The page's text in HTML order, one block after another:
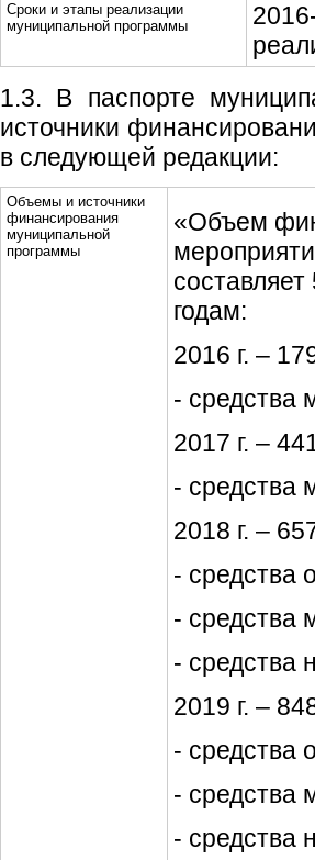
Сроки и этапы реализации
муниципальной программы
1.3. В паспорте
источники
в следующей редакции:
Объемы и источники
финансирования
муниципальной
программы
«Объем
годам:
2016 г. –
- средства
2017 г. –
- средства
2018 г. –
- средства
- средства
- средства
2019 г. –
- средства
- средства
- средства